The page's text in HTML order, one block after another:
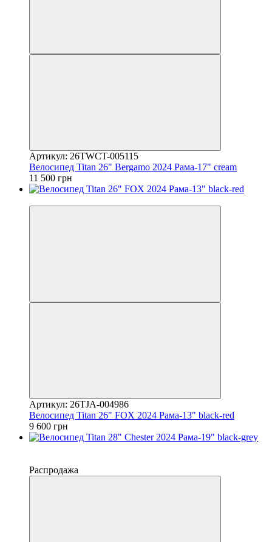
Артикул: 26TWCT-005115
Велосипед Titan 26" Bergamo 2024 Рама-17" cream
11 500 грн
Артикул: 26TJA-004986
Велосипед Titan 26" FOX 2024 Рама-13" black-red
9 600 грн
Распродажа